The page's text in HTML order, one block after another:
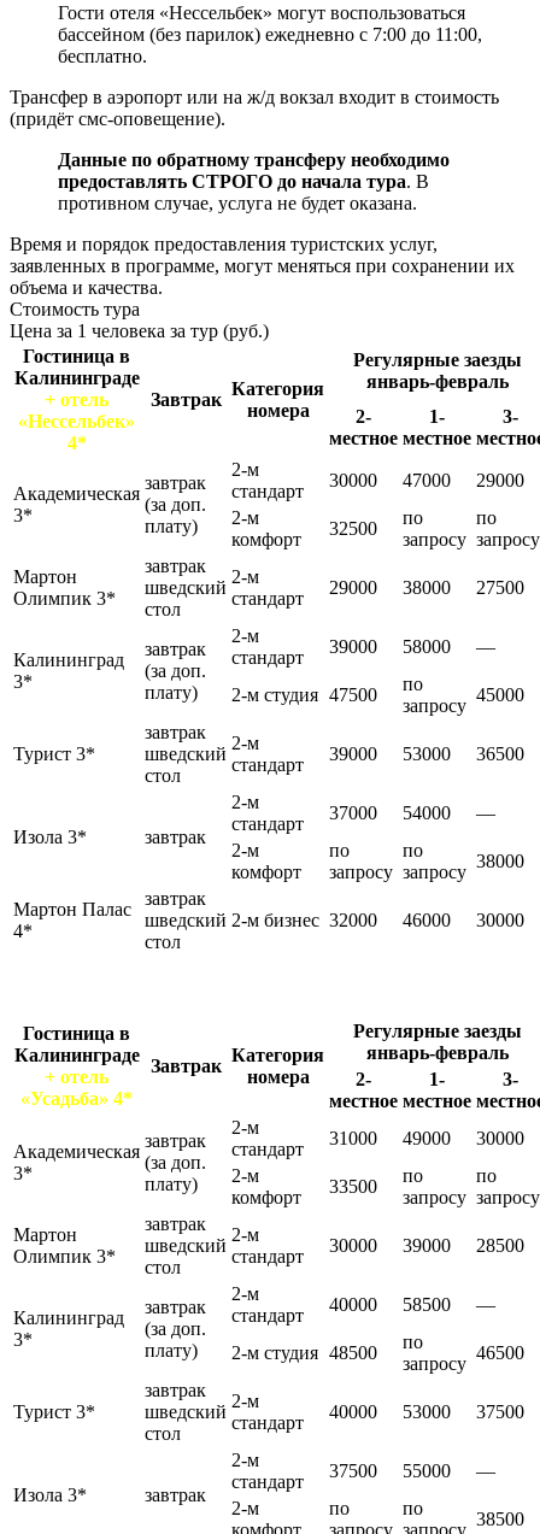
Гости отеля «Нессельбек» могут воспользоваться
бассейном (без парилок) ежедневно с 7:00 до 11:00,
бесплатно.
Трансфер в аэропорт или на ж/д вокзал входит в стоимость
(придёт смс-оповещение).
Данные по обратному трансферу необходимо
предоставлять СТРОГО до начала тура. В
противном случае, услуга не будет оказана.
Время и порядок предоставления туристских услуг,
заявленных в программе, могут меняться при сохранении их
объема и качества.
Стоимость тура
Цена за 1 человека за тур (руб.)
Гостиница в
Калининграде
+ отель
«Нессельбек»
4*
Завтрак
Категория
номера
Регулярные заезды
январь-февраль
2-
местное
1-
местное
3-
Академическая
3*
завтрак
(за доп.
плату)
2-м
стандарт
30000 47000
29000
2-м
комфорт
32500
по
запросу
по
запросу
Мартон
Олимпик 3*
завтрак
шведский
стол
2-м
стандарт
29000 38000 27500
Калининград
3*
завтрак
(за доп.
плату)
2-м
стандарт
39000 58000 —
2-м студия 47500
по
запросу
45000
Турист 3*
завтрак
шведский
стол
2-м
стандарт
39000 53000 36500
Изола 3* завтрак
2-м
стандарт
37000 54000
—
2-м
комфорт
по
запросу
по
запросу
38000
Мартон Палас
4*
завтрак
шведский
стол
2-м бизнес 32000 46000 30000
Гостиница в
Калининграде
+ отель
«Усадьба» 4*
Завтрак
Категория
номера
Регулярные заезды
январь-февраль
2-
местное
1-
местное
3-
Академическая
3*
завтрак
(за доп.
плату)
2-м
стандарт
31000 49000
30000
2-м
комфорт
33500
по
запросу
по
запросу
Мартон
Олимпик 3*
завтрак
шведский
стол
2-м
стандарт
30000 39000 28500
Калининград
3*
завтрак
(за доп.
плату)
2-м
стандарт
40000 58500 —
2-м студия 48500
по
запросу
46500
Турист 3*
завтрак
шведский
стол
2-м
стандарт
40000 53000 37500
Изола 3* завтрак
2-м
стандарт
37500 55000
—
2-м
комфорт
по
запросу
по
запросу
38500